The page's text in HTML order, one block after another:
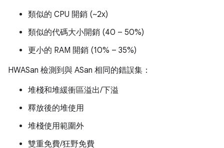
類似的 CPU 開銷 (~2x)
類似的代碼大小開銷 (40 – 50%)
更小的 RAM 開銷 (10% – 35%)
HWASan 檢測到與 ASan 相同的錯誤集：
堆棧和堆緩衝區溢出/下溢
釋放後的堆使用
堆棧使用範圍外
雙重免費/狂野免費